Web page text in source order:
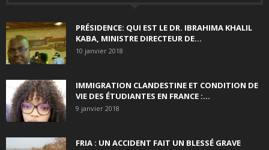
PRÉSIDENCE: QUI EST LE DR. IBRAHIMA KHALIL
KABA, MINISTRE DIRECTEUR DE...
10 janvier 2018
IMMIGRATION CLANDESTINE ET CONDITION DE
VIE DES ÉTUDIANTES EN FRANCE :...
9 janvier 2018
FRIA : UN ACCIDENT FAIT UN BLESSÉ GRAVE